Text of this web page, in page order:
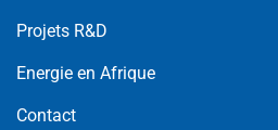
Projets R&D
Energie en Afrique
Contact